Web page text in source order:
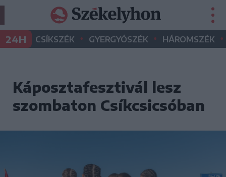
24H CSÍKSZÉK • GYERGYÓSZÉK • HÁROMSZÉK •
Káposztafesztivál lesz
szombaton Csíkcsicsóban